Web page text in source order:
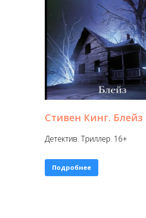
Стивен Кинг. Блейз
Детектив. Триллер. 16+
Подробнее